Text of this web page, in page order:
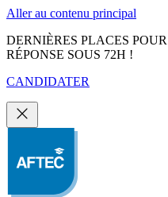
Aller au contenu principal
DERNIÈRES PLACES
RÉPONSE SOUS 72H !
CANDIDATER